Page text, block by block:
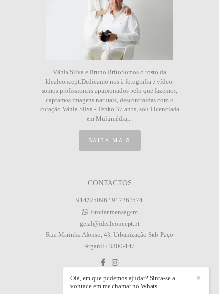
Vânia Silva e Bruno BritoSomos o rosto da
Idealconcept.Dedicamo-nos à fotografia e vídeo,
somos profissionais apaixonados pelo que fazemos,
captamos imagens naturais, descontraídas com o
coração.Vânia Silva - Tenho 37 anos, sou Licenciada
em Multimédia,...
SAIBA MAIS
CONTACTOS
914225096 / 917262574
Enviar mensagem
geral@idealconcept.pt
Rua Marinha Afonso, 43, Urbanização Sub-Paço
Arganil / 3300-147
✕
Olá, em que podemos ajudar? Sinta-se a
vontade em me chamar no Whats